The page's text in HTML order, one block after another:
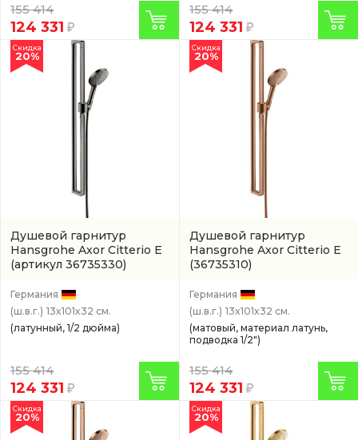
155 414
124 331
155 414
124 331
Душевой гарнитур
Hansgrohe Axor Citterio E
(артикул 36735330)
Скидка
20%
Германия
(ш.в.г.) 13x101x32 см.
(латунный, 1/2 дюйма)
155 414
124 331
Душевой гарнитур
Hansgrohe Axor Citterio E
(36735310)
Скидка
20%
Германия
(ш.в.г.) 13x101x32 см.
(матовый, материал латунь,
подводка 1/2")
155 414
124 331
Скидка
20%
Скидка
20%